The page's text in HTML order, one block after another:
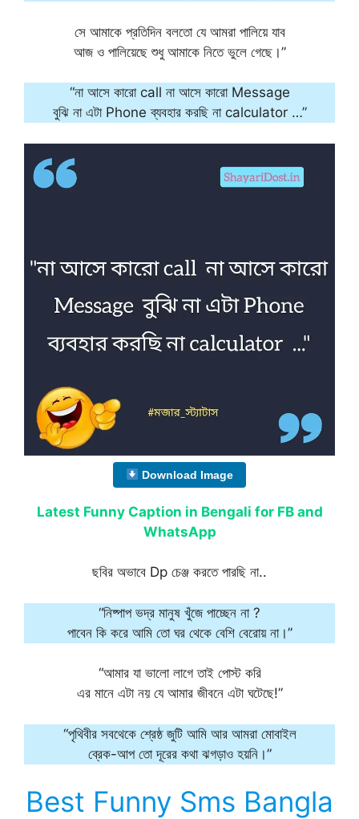
সে আমাকে প্রতিদিন বলতো যে আমরা পালিয়ে যাব
আজ ও পালিয়েছে শুধু আমাকে নিতে ভুলে গেছে।”
“না আসে কারো call না আসে কারো Message
বুঝি না এটা Phone ব্যবহার করছি না calculator …”
Download Image
Latest Funny Caption in Bengali for FB and
WhatsApp
ছবির অভাবে Dp চেঞ্জ করতে পারছি না..
“নিষ্পাপ ভদ্র মানুষ খুঁজে পাচ্ছেন না ?
পাবেন কি করে আমি তো ঘর থেকে বেশি বেরোয় না।”
“আমার যা ভালো লাগে তাই পোস্ট করি
এর মানে এটা নয় যে আমার জীবনে এটা ঘটেছে!”
“পৃথিবীর সবথেকে শ্রেষ্ঠ জুটি আমি আর আমরা মোবাইল
ব্রেক-আপ তো দূরের কথা ঝগড়াও হয়নি।”
Best Funny Sms Bangla